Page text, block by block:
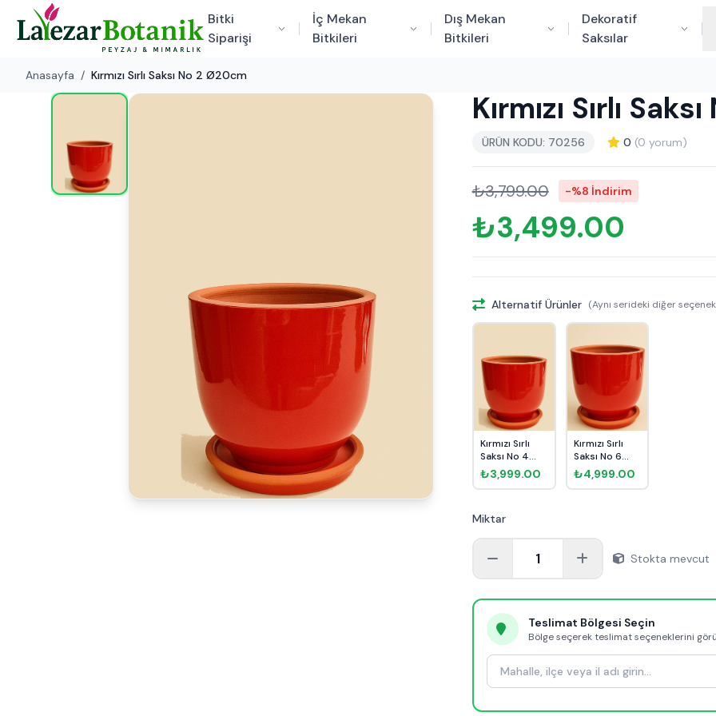
Bitki
Siparişi
İç Mekan
Bitkileri
Dış Mekan
Bitkileri
Dekoratif
Saksılar
Anasayfa / Kırmızı Sırlı Saksı No 2 Ø20cm
Kırmızı Sırlı
ÜRÜN KODU: 70256 0 (0 yorum)
₺3,799.00 -%8 İndirim
₺3,499.00
Alternatif Ürünler (Aynı serideki diğer
Kırmızı Sırlı
Saksı No 4
Ø27cm
₺3,999.00
Kırmızı Sırlı
Saksı No 6
Ø35cm
₺4,999.00
Miktar
1 Stokta mevcut
Teslimat Bölgesi Seçin
Bölge seçerek teslimat seçeneklerini